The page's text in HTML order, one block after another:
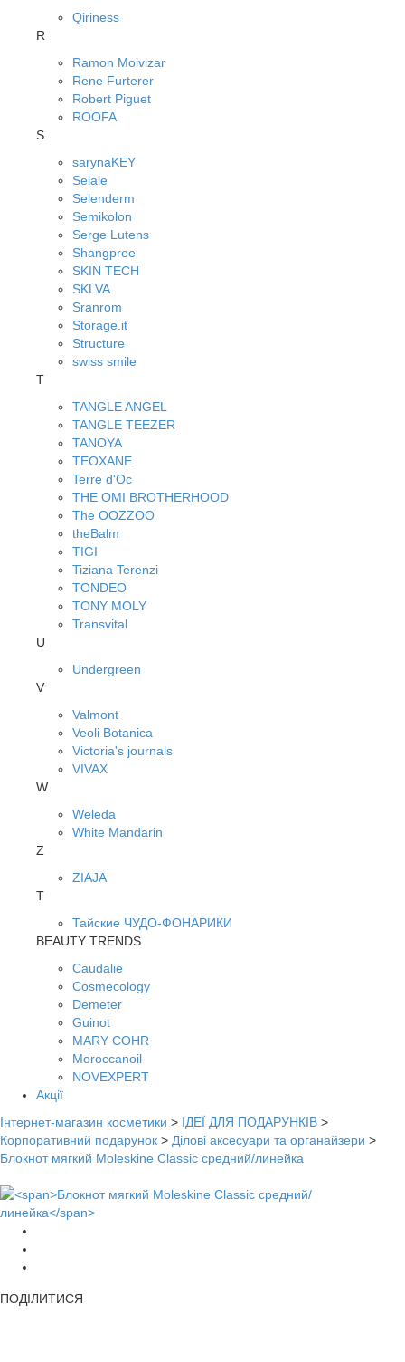
Qiriness
R
Ramon Molvizar
Rene Furterer
Robert Piguet
ROOFA
S
sarynaKEY
Selale
Selenderm
Semikolon
Serge Lutens
Shangpree
SKIN TECH
SKLVA
Sranrom
Storage.it
Structure
swiss smile
T
TANGLE ANGEL
TANGLE TEEZER
TANOYA
TEOXANE
Terre d'Oc
THE OMI BROTHERHOOD
The OOZZOO
theBalm
TIGI
Tiziana Terenzi
TONDEO
TONY MOLY
Transvital
U
Undergreen
V
Valmont
Veoli Botanica
Victoria's journals
VIVAX
W
Weleda
White Mandarin
Z
ZIAJA
Т
Тайские ЧУДО-ФОНАРИКИ
BEAUTY TRENDS
Caudalie
Cosmecology
Demeter
Guinot
MARY COHR
Moroccanoil
NOVEXPERT
Акції
Інтернет-магазин косметики > ІДЕЇ ДЛЯ ПОДАРУНКІВ >
Корпоративний подарунок > Ділові аксесуари та органайзери >
Блокнот мягкий Moleskine Classic средний/линейка
ПОДІЛИТИСЯ